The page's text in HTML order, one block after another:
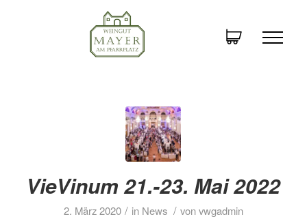
VieVinum 21.-23. Mai 2022
2. März 2020 / in News / vonvwgadmin